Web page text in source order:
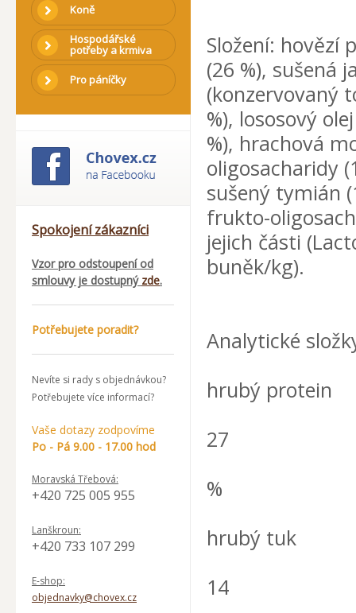
Koně
Hospodářské
potřeby a krmiva
Pro páníčky
Spokojení zákazníci
Vzor pro odstoupení od
smlouvy je dostupný zde.
Potřebujete poradit?
Nevíte si rady s objednávkou?
Potřebujete více informací?
Vaše dotazy zodpovíme
Po - Pá 9.00 - 17.00 hod
Moravská Třebová:
+420 725 005 955
Lanškroun:
+420 733 107 299
E-shop:
objednavky@chovex.cz
Složení: hovězí
(26 %), sušená
(konzervovaný
%), lososový
%), hrachová
oligosacharidy
sušený tymián
frukto-
jejich části
buněk/kg).
Analytické
hrubý protein
27
%
hrubý tuk
14